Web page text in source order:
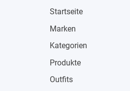
Startseite
Marken
Kategorien
Produkte
Outfits